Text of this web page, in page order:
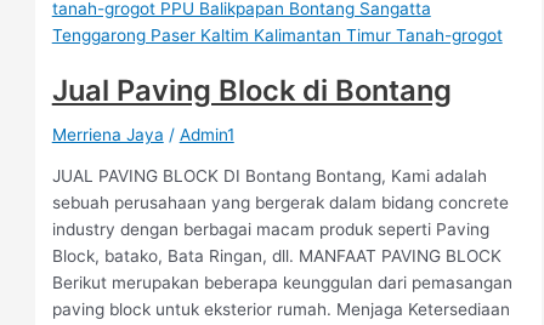
Jual Paving Block di Bontang
Merriena Jaya / Admin1
JUAL PAVING BLOCK DI Bontang Bontang, Kami adalah
sebuah perusahaan yang bergerak dalam bidang concrete
industry dengan berbagai macam produk seperti Paving
Block, batako, Bata Ringan, dll. MANFAAT PAVING BLOCK
Berikut merupakan beberapa keunggulan dari pemasangan
paving block untuk eksterior rumah. Menjaga Ketersediaan